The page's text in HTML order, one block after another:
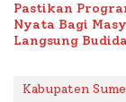
Pastikan
Nyata Bagi
Langsung
Kabupaten